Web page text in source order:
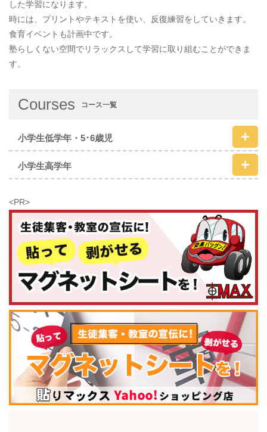
した学習になります。
時には、プリントやテキストを使い、反復練習をしていきます。
食育イベントも計画中です。
塾らしくない空間でリラックスして学習に取り組むことができま
す。
Courses コース一覧
小学生低学年・5･6歳児
小学生高学年
<PR>